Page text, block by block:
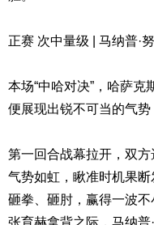
正赛 次中量级 | 马纳普·
本场“中哈对决”，哈萨
便展现出锐不可当的气
第一回合战幕拉开，双
气势如虹，瞅准时机果
砸拳、砸肘，赢得一波
张育赫拿背之际，马纳